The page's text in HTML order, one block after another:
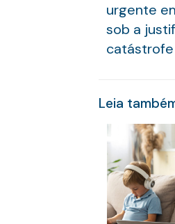
urgente
sob a
Leia